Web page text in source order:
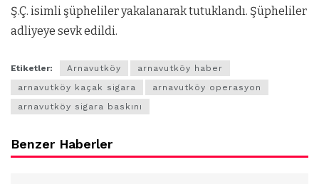
Ş.Ç. isimli şüpheliler yakalanarak tutuklandı. Şüpheliler
adliyeye sevk edildi.
Etiketler: Arnavutköy
arnavutköy haber
arnavutköy kaçak sigara
arnavutköy operasyon
arnavutköy sigara baskını
Benzer Haberler